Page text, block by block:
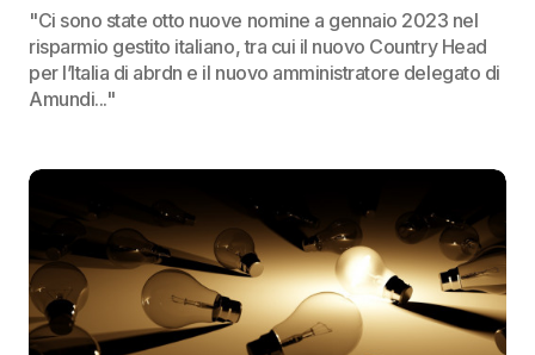
"Ci sono state otto nuove nomine a gennaio 2023 nel
risparmio gestito italiano, tra cui il nuovo Country Head
per l’Italia di abrdn e il nuovo amministratore delegato di
Amundi..."